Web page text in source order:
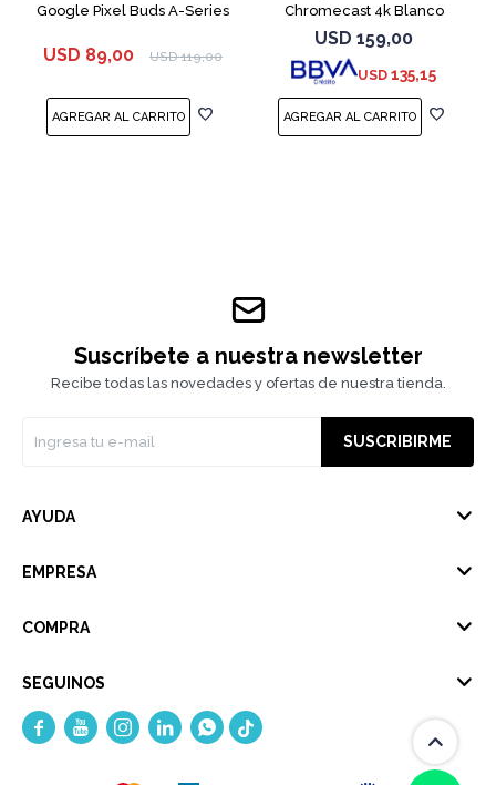
Google Pixel Buds A-Series
USD 89,00 USD 119,00
Chromecast 4k Blanco
USD 159,00
USD 135,15
Suscríbete a nuestra newsletter
Recibe todas las novedades y ofertas de nuestra tienda.
SUSCRIBIRME
AYUDA
EMPRESA
COMPRA
SEGUINOS
    